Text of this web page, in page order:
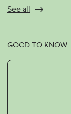
See all
GOOD TO KNOW